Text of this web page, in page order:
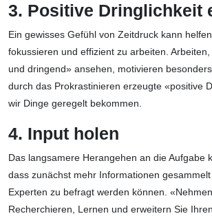
3. Positive Dringlichkeit
Ein gewisses Gefühl von Zeitdruck kann
fokussieren und effizient zu arbeiten.
und dringend» ansehen, motivieren
durch das Prokrastinieren erzeugte «positive
wir Dinge geregelt bekommen.
4. Input holen
Das langsamere Herangehen an die Aufgabe
dass zunächst mehr Informationen
Experten zu befragt werden können.
Recherchieren, Lernen und erweitern Sie